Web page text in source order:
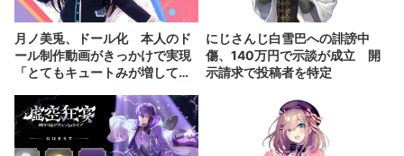
月ノ美兎、ドール化 本人のド
ール制作動画がきっかけで実現
「とてもキュートみが増して
にじさんじ白雪巴への誹謗中
傷、140万円で示談が成立 開
示請求で投稿者を特定